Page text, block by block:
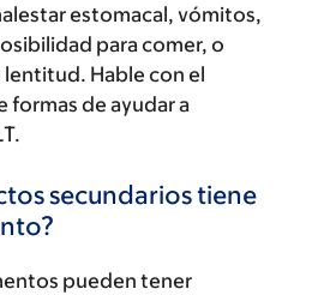
estomacal, vómitos,
para comer, o
lentitud. Hable con el
formas de ayudar a
secundarios tiene
pueden tener